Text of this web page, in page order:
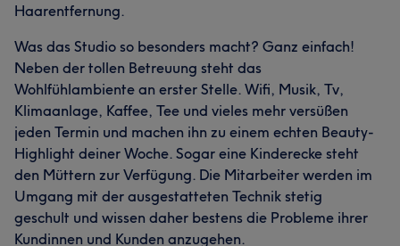
Haarentfernung.
Was das Studio so besonders macht? Ganz einfach!
Neben der tollen Betreuung steht das
Wohlfühlambiente an erster Stelle. Wifi, Musik, Tv,
Klimaanlage, Kaffee, Tee und vieles mehr versüßen
jeden Termin und machen ihn zu einem echten Beauty-
Highlight deiner Woche. Sogar eine Kinderecke steht
den Müttern zur Verfügung. Die Mitarbeiter werden im
Umgang mit der ausgestatteten Technik stetig
geschult und wissen daher bestens die Probleme ihrer
Kundinnen und Kunden anzugehen.